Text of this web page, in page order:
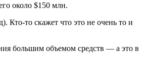
около $150 млн.
то скажет что это не очень то и
большим объемом средств — а это в